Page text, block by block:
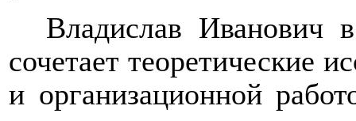
Владислав Иванович
сочетает теоретические
и организационной